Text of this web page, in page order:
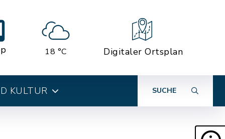
18 °C Digitaler Ortsplan
KULTUR SUCHE